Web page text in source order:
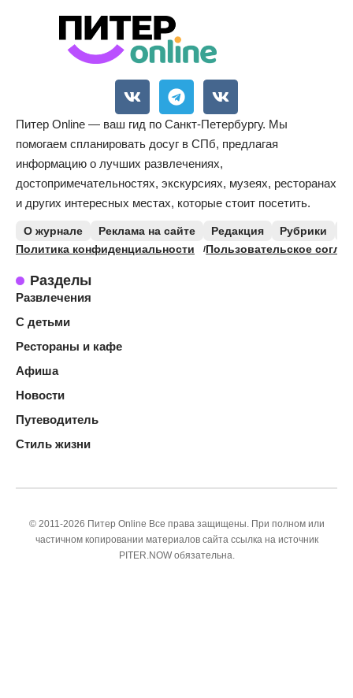
Питер Online — ваш гид по Санкт-Петербургу. Мы
помогаем спланировать досуг в СПб, предлагая
информацию о лучших развлечениях,
достопримечательностях, экскурсиях, музеях, ресторанах
и других интересных местах, которые стоит посетить.
О журнале Реклама на сайте Редакция Рубрики
Политика конфиденциальности
Пользовательское
Разделы
Развлечения
С детьми
Рестораны и кафе
Афиша
Новости
Путеводитель
Стиль жизни
© 2011-2026 Питер Online Все права защищены. При полном или
частичном копировании материалов сайта ссылка на источник
PITER.NOW обязательна.